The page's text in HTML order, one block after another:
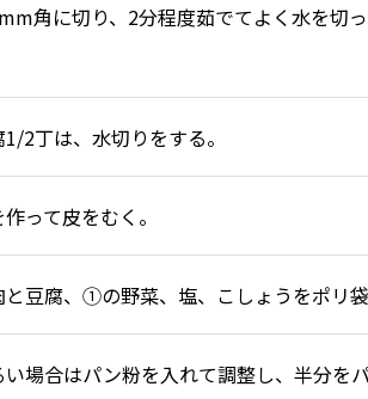
角に切り、2分程度茹でてよく水を切
2丁は、水切りをする。
って皮をむく。
と豆腐、①の野菜、塩、こしょうをポリ
場合はパン粉を入れて調整し、半分をパ